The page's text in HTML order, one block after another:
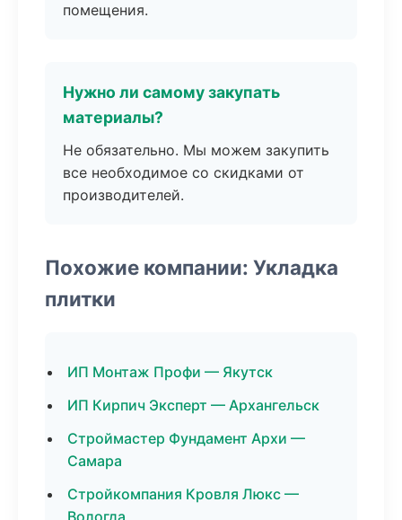
помещения.
Нужно ли самому закупать
материалы?
Не обязательно. Мы можем закупить
все необходимое со скидками от
производителей.
Похожие компании: Укладка
плитки
ИП Монтаж Профи — Якутск
ИП Кирпич Эксперт — Архангельск
Строймастер Фундамент Архи —
Самара
Стройкомпания Кровля Люкс —
Вологда